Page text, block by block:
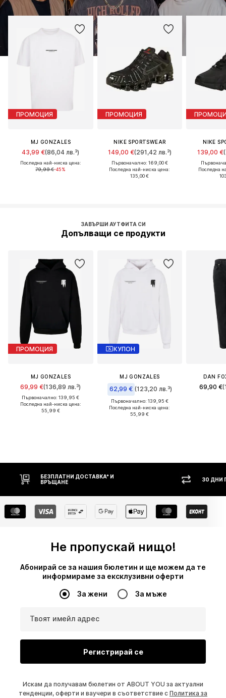
ПРОМОЦИЯ
MJ GONZALES
43,99 €(86,04 лв.³)
Последна най-ниска цена:
79,99 €-45%
ПРОМОЦИЯ
NIKE SPORTSWEAR
149,00 €(291,42 лв.³)
Първоначално: 169,00 €
Последна най-ниска цена:
135,00 €
NIKE
139,00 €
Последна
ЗАВЪРШИ АУТФИТА СИ
Допълващи се продукти
ПРОМОЦИЯ
MJ GONZALES
69,99 €(136,89 лв.³)
Първоначално: 139,95 €
Последна най-ниска цена:
55,99 €
КУПОН
MJ GONZALES
62,99 € (123,20 лв.³)
Първоначално: 139,95 €
Последна най-ниска цена:
55,99 €
DAN
69,90 €
30 ДНИ ПРАВО НА ВРЪЩАНЕ
Не пропускай нищо!
Абонирай се за нашия бюлетин и ще можем да те
информираме за ексклузивни оферти
За жени За мъже
Твоят имейл адрес
Регистрирай се
Искам да получавам бюлетин от ABOUT YOU за актуални
тенденции, оферти и ваучери в съответствие с Политика за